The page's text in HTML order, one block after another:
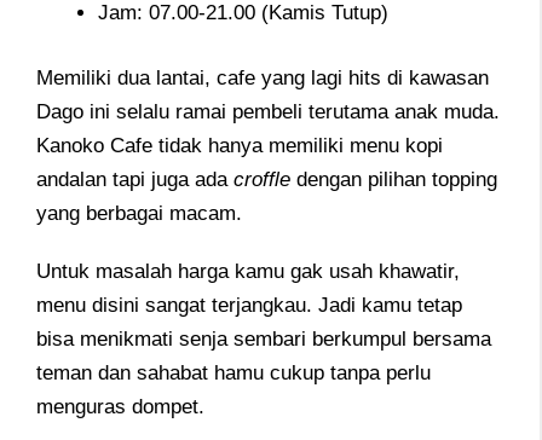
Jam: 07.00-21.00 (Kamis Tutup)
Memiliki dua lantai, cafe yang lagi hits di kawasan
Dago ini selalu ramai pembeli terutama anak muda.
Kanoko Cafe tidak hanya memiliki menu kopi
andalan tapi juga ada croffle dengan pilihan topping
yang berbagai macam.
Untuk masalah harga kamu gak usah khawatir,
menu disini sangat terjangkau. Jadi kamu tetap
bisa menikmati senja sembari berkumpul bersama
teman dan sahabat hamu cukup tanpa perlu
menguras dompet.